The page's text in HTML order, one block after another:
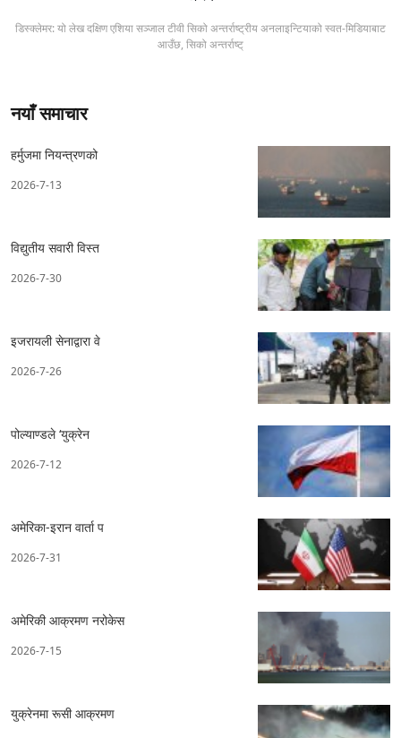
डिस्क्लेमर: यो लेख दक्षिण एशिया सञ्जाल टीवी सिको अन्तर्राष्ट्रीय अनलाइन्टियाको स्वत-मिडियाबाट
आउँछ, सिको अन्तर्राष्ट्
नयाँ समाचार
हर्मुजमा नियन्त्रणको
2026-7-13
विद्युतीय सवारी विस्त
2026-7-30
इजरायली सेनाद्वारा वे
2026-7-26
पोल्याण्डले ‘युक्रेन
2026-7-12
अमेरिका-इरान वार्ता प
2026-7-31
अमेरिकी आक्रमण नरोकेस
2026-7-15
युक्रेनमा रूसी आक्रमण